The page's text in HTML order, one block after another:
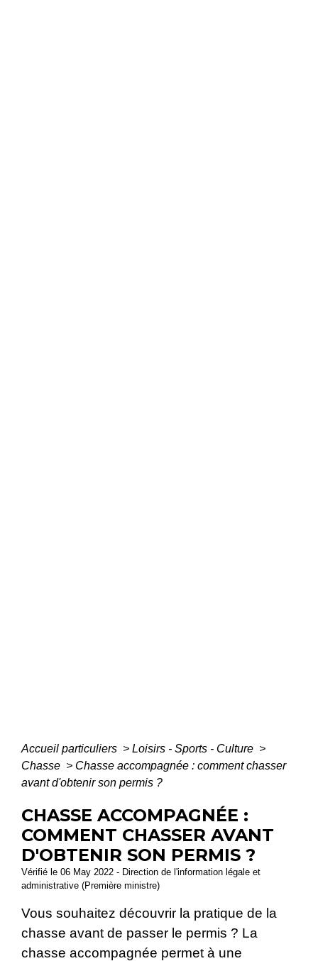
Accueil particuliers > Loisirs - Sports - Culture >
Chasse > Chasse accompagnée : comment chasser
avant d'obtenir son permis ?
CHASSE ACCOMPAGNÉE :
COMMENT CHASSER AVANT
D'OBTENIR SON PERMIS ?
Vérifié le 06 May 2022 - Direction de l'information légale et
administrative (Première ministre)
Vous souhaitez découvrir la pratique de la
chasse avant de passer le permis ? La
chasse accompagnée permet à une